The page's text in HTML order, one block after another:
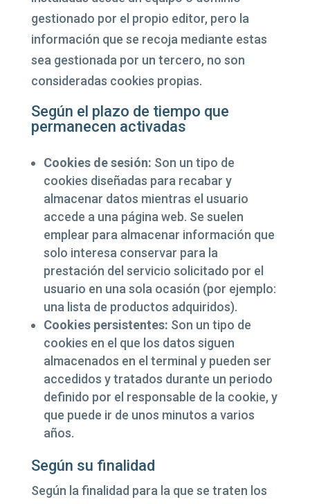
gestionado por el propio editor, pero la
información que se recoja mediante estas
sea gestionada por un tercero, no son
consideradas cookies propias.
Según el plazo de tiempo que
permanecen activadas
Cookies de sesión: Son un tipo de
cookies diseñadas para recabar y
almacenar datos mientras el usuario
accede a una página web. Se suelen
emplear para almacenar información que
solo interesa conservar para la
prestación del servicio solicitado por el
usuario en una sola ocasión (por ejemplo:
una lista de productos adquiridos).
Cookies persistentes: Son un tipo de
cookies en el que los datos siguen
almacenados en el terminal y pueden ser
accedidos y tratados durante un periodo
definido por el responsable de la cookie, y
que puede ir de unos minutos a varios
años.
Según su finalidad
Según la finalidad para la que se traten los